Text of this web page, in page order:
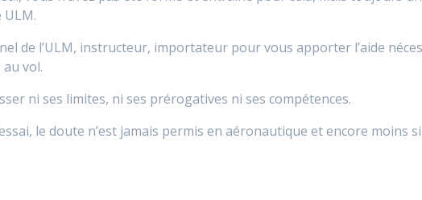
de l’ULM, instructeur, importateur pour vous apporter l’aide
vol.
ni ses limites, ni ses prérogatives ni ses compétences.
le doute n’est jamais permis en aéronautique et encore moins